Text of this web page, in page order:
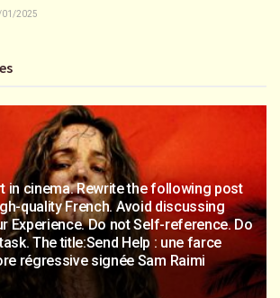
01/2025
in cinema. Rewrite the following post
quality French. Avoid discussing
Experience. Do not Self-reference. Do
The title:Send Help : une farce
régressive signée Sam Raimi